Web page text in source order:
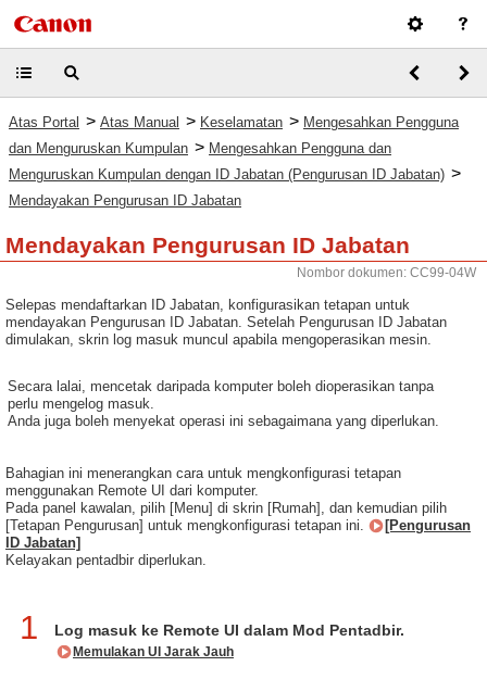
Atas Portal > Atas Manual > Keselamatan > Mengesahkan Pengguna
dan Menguruskan Kumpulan > Mengesahkan Pengguna dan
Menguruskan Kumpulan dengan ID Jabatan (Pengurusan ID Jabatan) >
Mendayakan Pengurusan ID Jabatan
Mendayakan Pengurusan ID Jabatan
Nombor dokumen: CC99-04W
Selepas mendaftarkan ID Jabatan, konfigurasikan tetapan untuk
mendayakan Pengurusan ID Jabatan. Setelah Pengurusan ID Jabatan
dimulakan, skrin log masuk muncul apabila mengoperasikan mesin.
Secara lalai, mencetak daripada komputer boleh dioperasikan tanpa
perlu mengelog masuk.
Anda juga boleh menyekat operasi ini sebagaimana yang diperlukan.
Bahagian ini menerangkan cara untuk mengkonfigurasi tetapan
menggunakan Remote UI dari komputer.
Pada panel kawalan, pilih [Menu] di skrin [Rumah], dan kemudian pilih
[Tetapan Pengurusan] untuk mengkonfigurasi tetapan ini.
[Pengurusan
ID Jabatan]
Kelayakan pentadbir diperlukan.
1 Log masuk ke Remote UI dalam Mod Pentadbir.
Memulakan UI Jarak Jauh